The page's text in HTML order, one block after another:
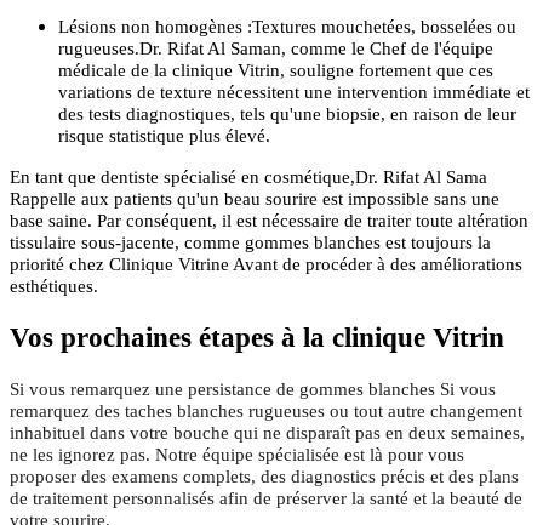
Lésions non homogènes :Textures mouchetées, bosselées ou
rugueuses.Dr. Rifat Al Saman, comme le Chef de l'équipe
médicale de la clinique Vitrin, souligne fortement que ces
variations de texture nécessitent une intervention immédiate et
des tests diagnostiques, tels qu'une biopsie, en raison de leur
risque statistique plus élevé.
En tant que dentiste spécialisé en cosmétique,Dr. Rifat Al Sama
Rappelle aux patients qu'un beau sourire est impossible sans une
base saine. Par conséquent, il est nécessaire de traiter toute altération
tissulaire sous-jacente, comme gommes blanches est toujours la
priorité chez Clinique Vitrine Avant de procéder à des améliorations
esthétiques.
Vos prochaines étapes à la clinique Vitrin
Si vous remarquez une persistance de gommes blanches Si vous
remarquez des taches blanches rugueuses ou tout autre changement
inhabituel dans votre bouche qui ne disparaît pas en deux semaines,
ne les ignorez pas. Notre équipe spécialisée est là pour vous
proposer des examens complets, des diagnostics précis et des plans
de traitement personnalisés afin de préserver la santé et la beauté de
votre sourire.